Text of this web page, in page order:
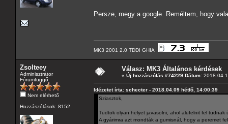
Persze, megy a google. Reméltem, hogy
MK3 2001 2.0 TDDI GHIA
Zsolteey
Adminisztrátor
Fórumfüggő
Nem elérhető
Hozzászólások: 8152
Válasz: MK3 Általános kérdések
« Új hozzászólás #74229 Dátum:
Idézetet írta: schecter - 2018.04.09 hétfő, 14:00:39
Sziasztok,
Tudtok olyan helyet javasolni, ahol alufelnit fel tudnak
A gyárimra azt mondták a gumisnál, hogy a peremet